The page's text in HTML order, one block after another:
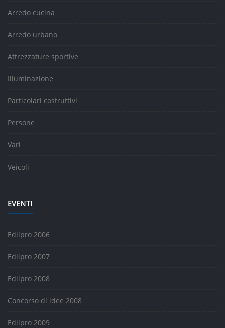
Arredo cucina
Arredo urbano
Attrezzature sportive
Illuminazione
Particolari costruttivi
Persone
Vari
Veicoli
EVENTI
Edilpro 2006
Edilpro 2007
Edilpro 2008
Concorso di idee 2008
Edilpro 2009